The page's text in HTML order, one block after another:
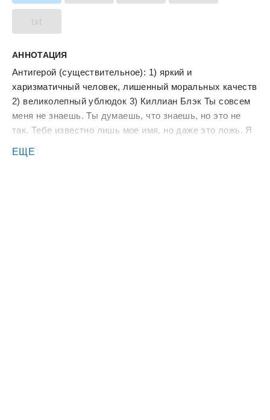
txt
АННОТАЦИЯ
Антигерой (существительное): 1) яркий и
харизматичный человек, лишенный моральных качеств
2) великолепный ублюдок 3) Киллиан Блэк Ты совсем
меня не знаешь. Ты думаешь, что знаешь, но это не
так. Тебе известно лишь мое имя, но даже это ложь. Я
преступной империи. Или нет? Только одно можно
ЕЩЕ